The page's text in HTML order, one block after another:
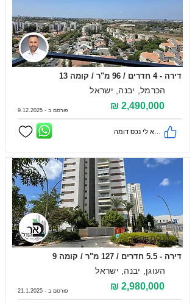
דירה - 4 חדרים / 96 מ"ר / קומה 13
הכרמל, יבנה, ישראל
2,490,000 ₪ פורסם ב -9.12.2025
מצא לי נכס דומה
בבלעדיות
דירה - 5.5 חדרים / 127 מ"ר / קומה 9
העוגן, יבנה, ישראל
2,980,000 ₪ פורסם ב -21.1.2025